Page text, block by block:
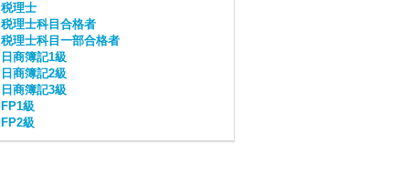
税理士
税理士科目合格者
税理士科目一部合格者
日商簿記1級
日商簿記2級
日商簿記3級
FP1級
FP2級